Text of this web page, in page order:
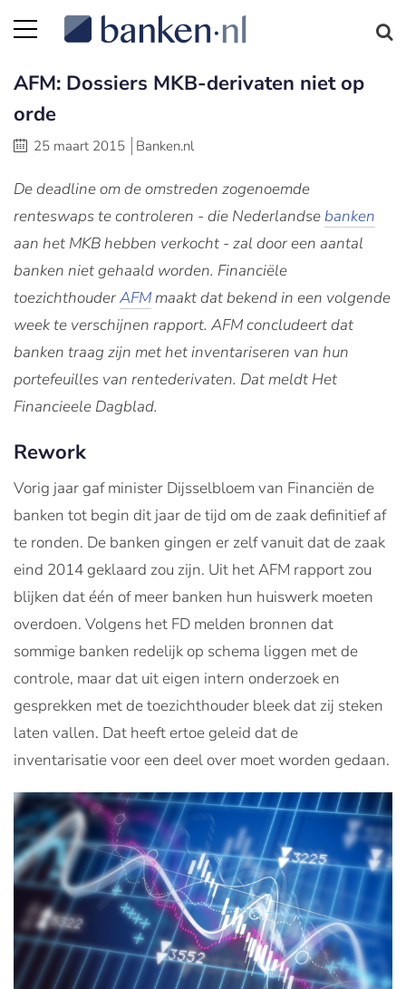
AFM: Dossiers MKB-derivaten niet op
orde
25 maart 2015 Banken.nl
De deadline om de omstreden zogenoemde
renteswaps te controleren - die Nederlandsebanken
aan het MKB hebben verkocht - zal door een aantal
banken niet gehaald worden. Financiële
toezichthouderAFMmaakt dat bekend in een volgende
week te verschijnen rapport. AFM concludeert dat
banken traag zijn met het inventariseren van hun
portefeuilles van rentederivaten. Dat meldt Het
Financieele Dagblad.
Rework
Vorig jaar gaf minister Dijsselbloem van Financiën de
banken tot begin dit jaar de tijd om de zaak definitief af
te ronden. De banken gingen er zelf vanuit dat de zaak
eind 2014 geklaard zou zijn. Uit het AFM rapport zou
blijken dat één of meer banken hun huiswerk moeten
overdoen. Volgens het FD melden bronnen dat
sommige banken redelijk op schema liggen met de
controle, maar dat uit eigen intern onderzoek en
gesprekken met de toezichthouder bleek dat zij steken
laten vallen. Dat heeft ertoe geleid dat de
inventarisatie voor een deel over moet worden gedaan.